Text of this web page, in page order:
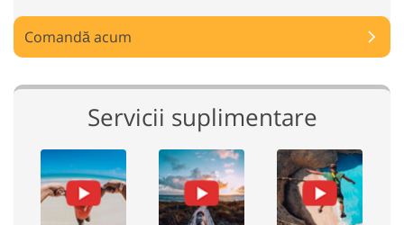
Comandă acum
Servicii suplimentare